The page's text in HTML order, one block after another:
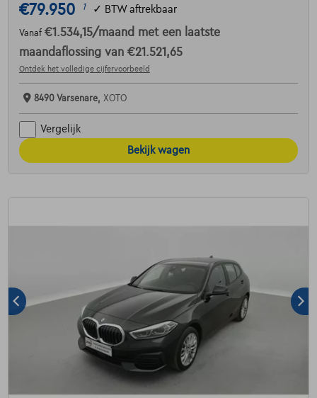
€79.950 1 ✓ BTW aftrekbaar
Vanaf €1.534,15/maand met een laatste
maandaflossing van €21.521,65
Ontdek het volledige cijfervoorbeeld
8490 Varsenare, XOTO
Vergelijk
Bekijk wagen